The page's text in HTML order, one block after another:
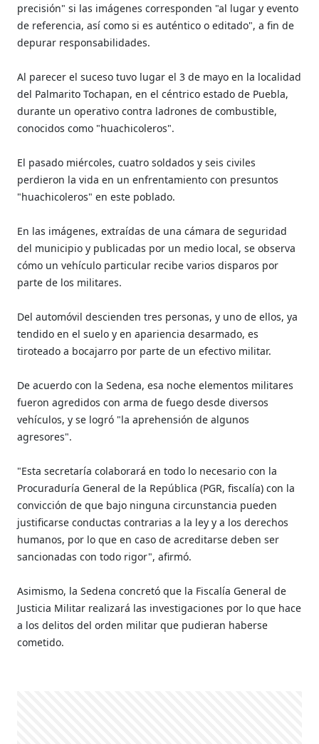
precisión" si las imágenes corresponden "al lugar y evento
de referencia, así como si es auténtico o editado", a fin de
depurar responsabilidades.
Al parecer el suceso tuvo lugar el 3 de mayo en la localidad
del Palmarito Tochapan, en el céntrico estado de Puebla,
durante un operativo contra ladrones de combustible,
conocidos como "huachicoleros".
El pasado miércoles, cuatro soldados y seis civiles
perdieron la vida en un enfrentamiento con presuntos
"huachicoleros" en este poblado.
En las imágenes, extraídas de una cámara de seguridad
del municipio y publicadas por un medio local, se observa
cómo un vehículo particular recibe varios disparos por
parte de los militares.
Del automóvil descienden tres personas, y uno de ellos, ya
tendido en el suelo y en apariencia desarmado, es
tiroteado a bocajarro por parte de un efectivo militar.
De acuerdo con la Sedena, esa noche elementos militares
fueron agredidos con arma de fuego desde diversos
vehículos, y se logró "la aprehensión de algunos
agresores".
"Esta secretaría colaborará en todo lo necesario con la
Procuraduría General de la República (PGR, fiscalía) con la
convicción de que bajo ninguna circunstancia pueden
justificarse conductas contrarias a la ley y a los derechos
humanos, por lo que en caso de acreditarse deben ser
sancionadas con todo rigor", afirmó.
Asimismo, la Sedena concretó que la Fiscalía General de
Justicia Militar realizará las investigaciones por lo que hace
a los delitos del orden militar que pudieran haberse
cometido.